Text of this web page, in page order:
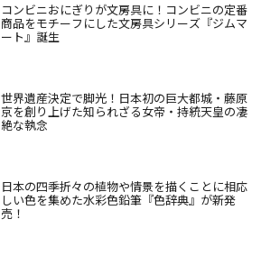
コンビニおにぎりが文房具に！コンビニの定番
商品をモチーフにした文房具シリーズ『ジムマ
ート』誕生
世界遺産決定で脚光！日本初の巨大都城・藤原
京を創り上げた知られざる女帝・持統天皇の凄
絶な執念
日本の四季折々の植物や情景を描くことに相応
しい色を集めた水彩色鉛筆『色辞典』が新発
売！